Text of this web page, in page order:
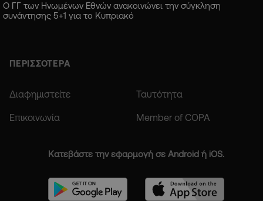
Ο ΓΓ των Ηνωμένων Εθνών ανακοινώνει την σύγκληση
συνάντησης 5+1 για το Κυπριακό
ΠΕΡΙΣΣΟΤΕΡΑ
Διαφημιστείτε Ταυτότητα
Επικοινωνία Member of COPA
Κατεβάστε την εφαρμογή σε Android ή iOS.